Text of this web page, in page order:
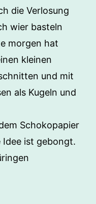
die Verlosung
wier basteln
morgen hat
kleinen
und mit
als Kugeln und
Schokopapier
ist gebongt.